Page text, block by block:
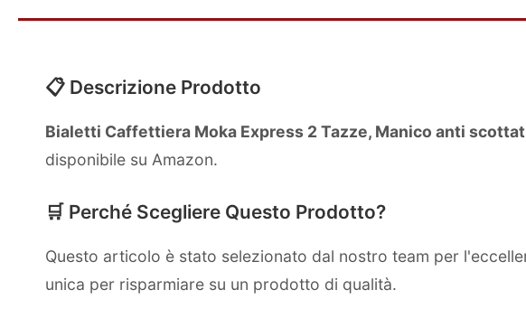
📋 Descrizione Prodotto
Bialetti Caffettiera Moka Express 2 Tazze, Manico anti
disponibile su Amazon.
🛒 Perché Scegliere Questo Prodotto?
Questo articolo è stato selezionato dal nostro team per
unica per risparmiare su un prodotto di qualità.